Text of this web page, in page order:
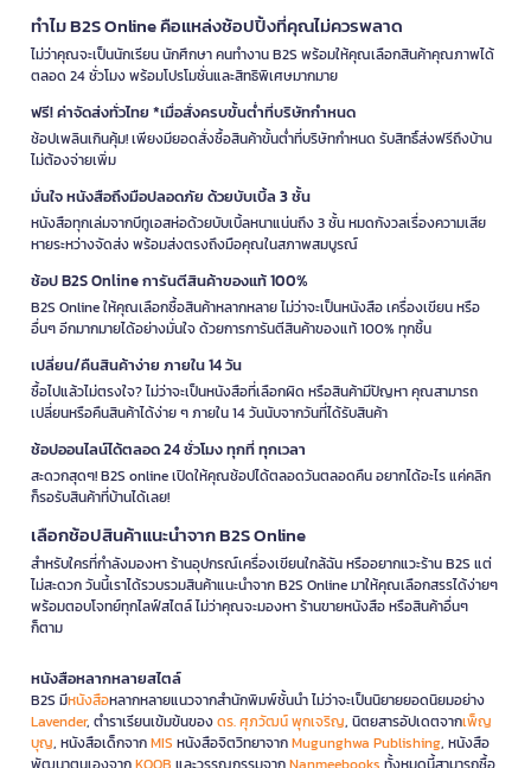
ทำไม B2S Online คือแหล่งช้อปปิ้งที่คุณไม่ควรพลาด
ไม่ว่าคุณจะเป็นนักเรียน นักศึกษา คนทำงาน B2S พร้อมให้คุณเลือกสินค้าคุณภาพได้
ตลอด 24 ชั่วโมง พร้อมโปรโมชั่นและสิทธิพิเศษมากมาย
ฟรี! ค่าจัดส่งทั่วไทย *เมื่อสั่งครบขั้นต่ำที่บริษัทกำหนด
ช้อปเพลินเกินคุ้ม! เพียงมียอดสั่งซื้อสินค้าขั้นต่ำที่บริษัทกำหนด รับสิทธิ์ส่งฟรีถึงบ้าน
ไม่ต้องจ่ายเพิ่ม
มั่นใจ หนังสือถึงมือปลอดภัย ด้วยบับเบิ้ล 3 ชั้น
หนังสือทุกเล่มจากบีทูเอสห่อด้วยบับเบิ้ลหนาแน่นถึง 3 ชั้น หมดกังวลเรื่องความเสีย
หายระหว่างจัดส่ง พร้อมส่งตรงถึงมือคุณในสภาพสมบูรณ์
ช้อป B2S Online การันตีสินค้าของแท้ 100%
B2S Online ให้คุณเลือกซื้อสินค้าหลากหลาย ไม่ว่าจะเป็นหนังสือ เครื่องเขียน หรือ
อื่นๆ อีกมากมายได้อย่างมั่นใจ ด้วยการการันตีสินค้าของแท้ 100% ทุกชิ้น
เปลี่ยน/คืนสินค้าง่าย ภายใน 14 วัน
ซื้อไปแล้วไม่ตรงใจ? ไม่ว่าจะเป็นหนังสือที่เลือกผิด หรือสินค้ามีปัญหา คุณสามารถ
เปลี่ยนหรือคืนสินค้าได้ง่าย ๆ ภายใน 14 วันนับจากวันที่ได้รับสินค้า
ช้อปออนไลน์ได้ตลอด 24 ชั่วโมง ทุกที่ ทุกเวลา
สะดวกสุดๆ! B2S online เปิดให้คุณช้อปได้ตลอดวันตลอดคืน อยากได้อะไร แค่คลิก
ก็รอรับสินค้าที่บ้านได้เลย!
เลือกช้อปสินค้าแนะนำจาก B2S Online
สำหรับใครที่กำลังมองหา ร้านอุปกรณ์เครื่องเขียนใกล้ฉัน หรืออยากแวะร้าน B2S แต่
ไม่สะดวก วันนี้เราได้รวบรวมสินค้าแนะนำจาก B2S Online มาให้คุณเลือกสรรได้ง่ายๆ
พร้อมตอบโจทย์ทุกไลฟ์สไตล์ ไม่ว่าคุณจะมองหา ร้านขายหนังสือ หรือสินค้าอื่นๆ
ก็ตาม
หนังสือหลากหลายสไตล์
B2S มีหนังสือหลากหลายแนวจากสำนักพิมพ์ชั้นนำ ไม่ว่าจะเป็นนิยายยอดนิยมอย่าง
Lavender, ตำราเรียนเข้มข้นของดร. ศุภวัฒน์ พุกเจริญ, นิตยสารอัปเดตจากเพ็ญ
บุญ, หนังสือเด็กจากMIS หนังสือจิตวิทยาจากMugunghwa Publishing, หนังสือ